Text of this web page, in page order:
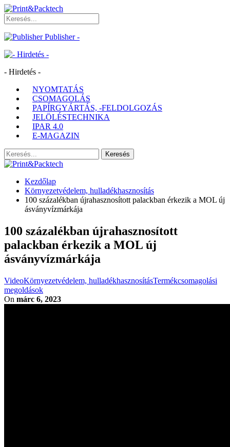
Publisher -
- Hirdetés -
NYOMTATÁS
CSOMAGOLÁS
PAPÍRGYÁRTÁS, -FELDOLGOZÁS
JELÖLÉSTECHNIKA
IPAR 4.0
E-MAGAZIN
Kezdőlap
Környezetvédelem, hulladékhasznosítás
100 százalékban újrahasznosított palackban érkezik a MOL új
ásványvízmárkája
100 százalékban újrahasznosított
palackban érkezik a MOL új
ásványvízmárkája
VideoKörnyezetvédelem, hulladékhasznosításTermékcsomagolási
megoldások
On márc 6, 2023